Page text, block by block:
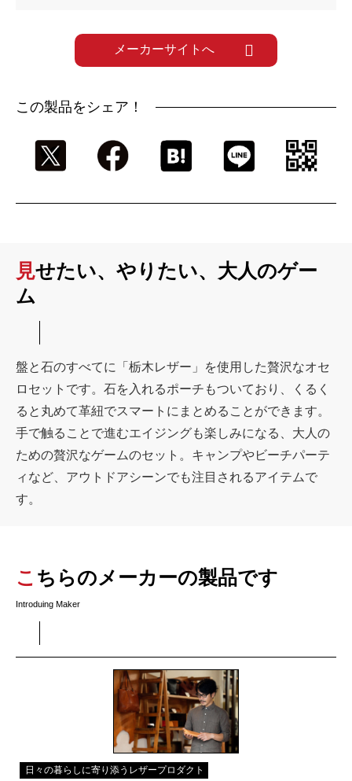
メーカーサイトへ
この製品をシェア！
見せたい、やりたい、大人のゲー
ム
盤と石のすべてに「栃木レザー」を使用した贅沢なオセ
ロセットです。石を入れるポーチもついており、くるく
ると丸めて革紐でスマートにまとめることができます。
手で触ることで進むエイジングも楽しみになる、大人の
ための贅沢なゲームのセット。キャンプやビーチパーテ
ィなど、アウトドアシーンでも注目されるアイテムで
す。
こちらのメーカーの製品です
Introduing Maker
日々の暮らしに寄り添うレザープロダクト